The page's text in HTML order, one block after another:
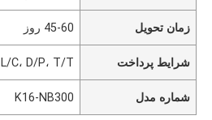
زمان تحویل 45-60 روز
شرایط پرداخت L/C، D/P، T/T
شماره مدل K16-NB300